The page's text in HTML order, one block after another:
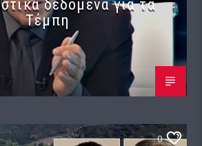
δεδομένα για τα
Τέμπη
0